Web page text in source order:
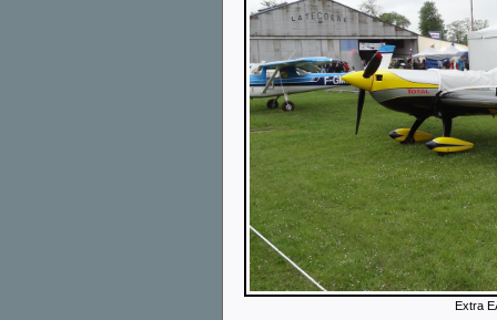
Extra